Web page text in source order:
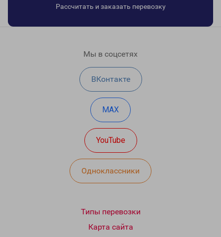
Рассчитать и заказать перевозку
Мы в соцсетях
ВКонтакте
MAX
YouTube
Одноклассники
Типы перевозки
Карта сайта